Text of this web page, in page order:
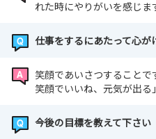
れた時にやりがいを感じま
仕事をするにあたって心
笑顔であいさつすること
笑顔でいいね、元気が出る
今後の目標を教えて下さい